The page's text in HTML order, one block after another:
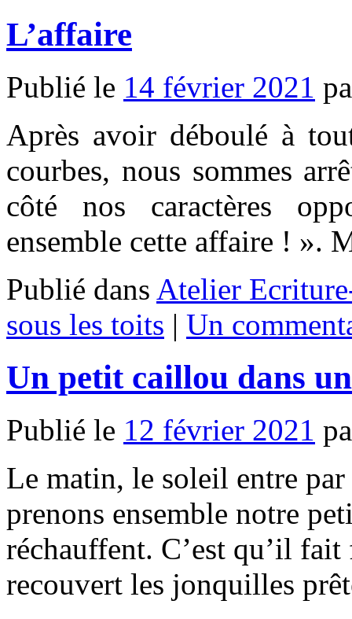
L’affaire
Publié le 14 février 2021
Après avoir déboulé à
courbes, nous sommes
côté nos caractères
ensemble cette affaire !
Publié dans Atelier
sous les toits | Un
Un petit caillou dans
Publié le 12 février 2021
Le matin, le soleil entre
prenons ensemble notre
réchauffent. C’est qu’il
recouvert les jonquilles